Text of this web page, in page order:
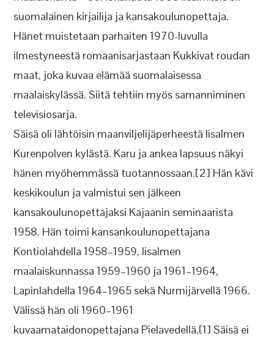
suomalainen kirjailija ja kansakoulunopettaja.
Hänet muistetaan parhaiten 1970-luvulla
ilmestyneestä romaanisarjastaan Kukkivat roudan
maat, joka kuvaa elämää suomalaisessa
maalaiskylässä. Siitä tehtiin myös samanniminen
televisiosarja.
Säisä oli lähtöisin maanviljelijäperheestä Iisalmen
Kurenpolven kylästä. Karu ja ankea lapsuus näkyi
hänen myöhemmässä tuotannossaan.[2] Hän kävi
keskikoulun ja valmistui sen jälkeen
kansakoulunopettajaksi Kajaanin seminaarista
1958. Hän toimi kansankoulunopettajana
Kontiolahdella 1958–1959, Iisalmen
maalaiskunnassa 1959–1960 ja 1961–1964,
Lapinlahdella 1964–1965 sekä Nurmijärvellä 1966.
Välissä hän oli 1960–1961
kuvaamataidonopettajana Pielavedellä.[1] Säisä ei